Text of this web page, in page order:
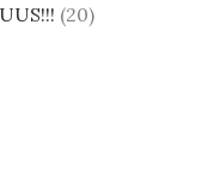
20